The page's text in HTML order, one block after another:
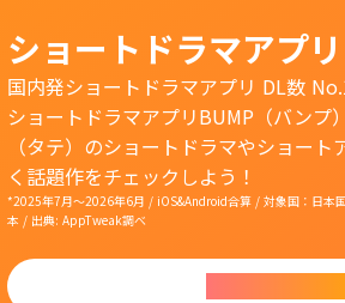
ショートドラマアプ
国内発ショートドラマアプリ DL数
ショートドラマアプリBUMP（バンプ
（タテ）のショートドラマやショー
く話題作をチェックしよう！
*2025年7月〜2026年6月 / iOS&Android合算 / 対象国：日本
本 / 出典: AppTweak調べ